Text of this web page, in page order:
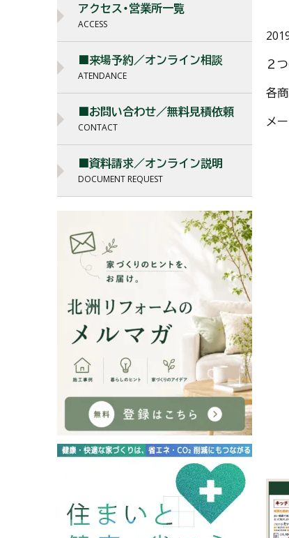
２
各
メ
アクセス・営業所一覧
ACCESS
■来場予約／オンライン相談
ATENDANCE
■お問い合わせ／無料見積依頼
CONTACT
■資料請求／オンライン説明
DOCUMENT REQUEST